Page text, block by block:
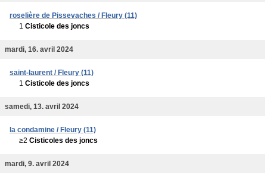
roselière de Pissevaches / Fleury (11)
1 Cisticole des joncs
mardi, 16. avril 2024
saint-laurent / Fleury (11)
1 Cisticole des joncs
samedi, 13. avril 2024
la condamine / Fleury (11)
≥2 Cisticoles des joncs
mardi, 9. avril 2024